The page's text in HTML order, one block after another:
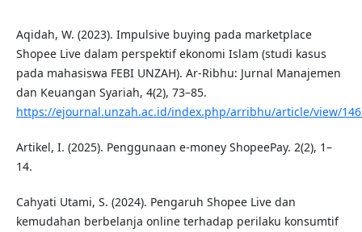
Aqidah, W. (2023). Impulsive buying pada marketplace
Shopee Live dalam perspektif ekonomi Islam (studi kasus
pada mahasiswa FEBI UNZAH). Ar-Ribhu: Jurnal Manajemen
dan Keuangan Syariah, 4(2), 73–85.
https://ejournal.unzah.ac.id/index.php/arribhu/article/view/
Artikel, I. (2025). Penggunaan e-money ShopeePay. 2(2), 1–
14.
Cahyati Utami, S. (2024). Pengaruh Shopee Live dan
kemudahan berbelanja online terhadap perilaku konsumtif